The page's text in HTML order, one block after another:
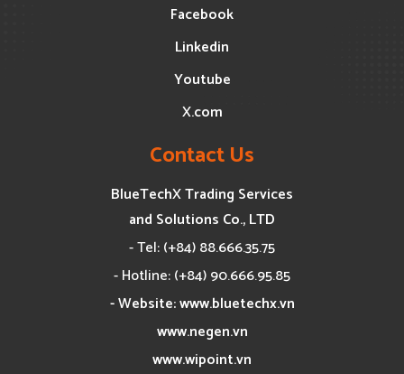
Facebook
Linkedin
Youtube
X.com
Contact Us
BlueTechX Trading Services
and Solutions Co., LTD
- Tel: (+84) 88.666.35.75
- Hotline: (+84) 90.666.95.85
- Website: www.bluetechx.vn
www.negen.vn
www.wipoint.vn